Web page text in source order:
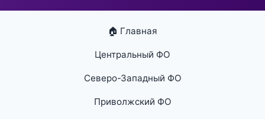
🏠 Главная
Центральный ФО
Северо-Западный ФО
Приволжский ФО